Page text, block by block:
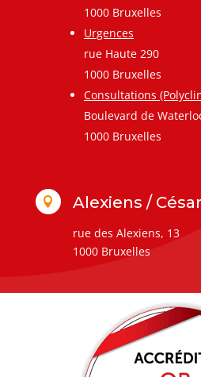
1000 Bruxelles
Urgences
rue Haute 290
1000 Bruxelles
Consultations
Boulevard de
1000 Bruxelles
 Alexiens /
rue des Alexiens, 13
1000 Bruxelles